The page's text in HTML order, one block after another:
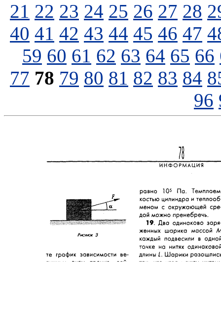
21 22 23 24 25 26 27 28
40 41 42 43 44 45 46 47
59 60 61 62 63 64 65 66
77 78 79 80 81 82 83 84
96